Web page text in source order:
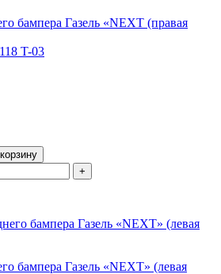
бампера Газель «NEXT (правая
T-03
+
бампера Газель «NEXT» (левая